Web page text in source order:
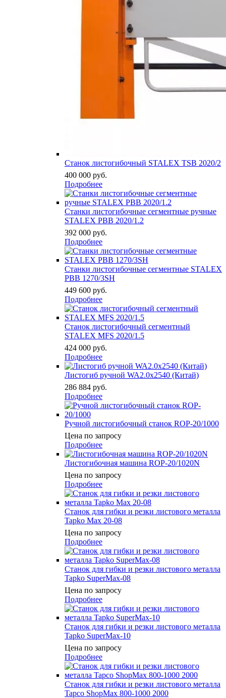
Станок листогибочный STALEX TSB 2020/2
400 000 руб.
Подробнее
Станки листогибочные сегментные ручные
STALEX PBB 2020/1.2
392 000 руб.
Подробнее
Станки листогибочные сегментные STALEX
PBB 1270/3SH
449 600 руб.
Подробнее
Станок листогибочный сегментный
STALEX MFS 2020/1.5
424 000 руб.
Подробнее
Листогиб ручной WA2.0х2540 (Китай)
286 884 руб.
Подробнее
Ручной листогибочный станок ROP-20/1000
Цена по запросу
Подробнее
Листогибочная машина ROP-20/1020N
Цена по запросу
Подробнее
Станок для гибки и резки листового металла
Tapko Max 20-08
Цена по запросу
Подробнее
Станок для гибки и резки листового металла
Tapko SuperMax-08
Цена по запросу
Подробнее
Станок для гибки и резки листового металла
Tapko SuperMax-10
Цена по запросу
Подробнее
Станок для гибки и резки листового металла
Tapco ShopMax 800-1000 2000